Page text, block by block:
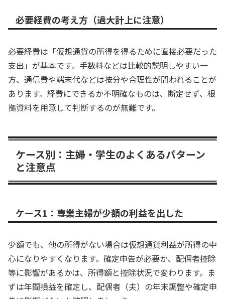
必要経費の考え方（過大計上に注意）
必要経費は「仮想通貨の所得を得るために直接必要だった
支出」が基本です。手数料などは比較的説明しやすい一
方、通信費や端末代などは按分や合理性が問われることが
あります。経費にできるか不明確なものは、断定せず、根
拠資料を用意して判断するのが無難です。
ケース別：主婦・学生のよくあるパターン
と注意点
ケース1：専業主婦が少額の利益を出した
少額でも、他の所得がない場合は仮想通貨利益が所得の中
心になりやすくなります。確定申告が必要か、配偶者控除
等に影響があるかは、所得額と控除状況で変わります。ま
ずは年間損益を確定し、配偶者（夫）の年末調整や確定申